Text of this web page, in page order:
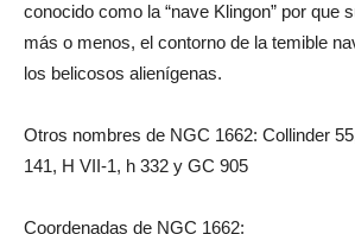
conocido como la “nave Klingon” por que
más o menos, el contorno de la temible
los belicosos alienígenas.
Otros nombres de NGC 1662: Collinder
141, H VII-1, h 332 y GC 905
Coordenadas de NGC 1662: